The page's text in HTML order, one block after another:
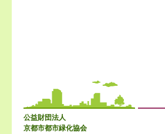
公益財団法人
京都市都市緑化協会